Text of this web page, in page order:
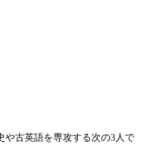
古英語を専攻する次の3人で